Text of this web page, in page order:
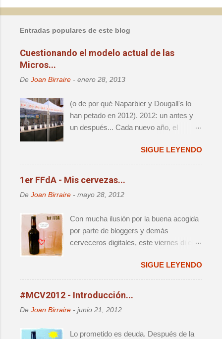
t
r
o
s
Entradas populares de este blog
Cuestionando el modelo actual de las
Micros...
De Joan Birraire - enero 28, 2013
(o de por qué Naparbier y Dougall's lo
han petado en 2012). 2012: un antes y
un después... Cada nuevo año, el
vuelco, y lo que hasta aquel momento
era válido e indiscutido, de repente
parece por lo menos debatible. Y es que
que acabamos de vivir el destape
cabo de 12 meses vamos a volver a
pensar exactamente lo mismo. No
obstante, voy a mojarme y afirmaré que
amantes de la cerveza, pues creo que
marca un punto de inflexión importante
que personalmente estimo va a marcar
la evolución de la realidad
Durante el año pasado, vimos crecer el
SIGUE LEYENDO
1er FFdA - Mis cervezas...
De Joan Birraire - mayo 28, 2012
Con mucha ilusión por la buena acogida
por parte de bloggers y demás
cerveceros digitales, este viernes di el
Fondo de Armario (FFdA), una iniciativa
que, como ya se ha contado
anteriormente, busca hacer un favor a
ficción de celebración para sacar
SIGUE LEYENDO
#MCV2012 - Introducción...
De Joan Birraire - junio 21, 2012
Lo prometido es deuda. Después de la